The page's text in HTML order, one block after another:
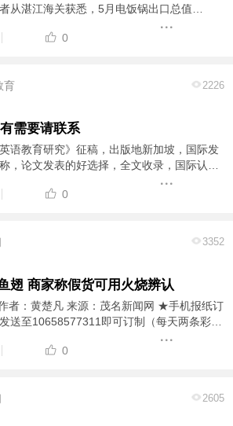
从湛江海关获悉，5月电饭锅出口总值
出口历史新高。 在全球市场依然疲软的情
市电饭锅出口表现依然抢 ...
0
育 2226
需要请联系
语教育研究》征稿，出版地新加坡，国际发
，论文发表的好选择，全文收录，国际认
限制，中英文均可。联系QQ：2744712765
0
3352
翅 商家称假货可用火烧辨认
者：黄楚凡 来源：茂名新闻网 ★手机报纸订
送至10658577311即可订制（每天两条彩
档口制假鱼翅。该 ...
0
2605